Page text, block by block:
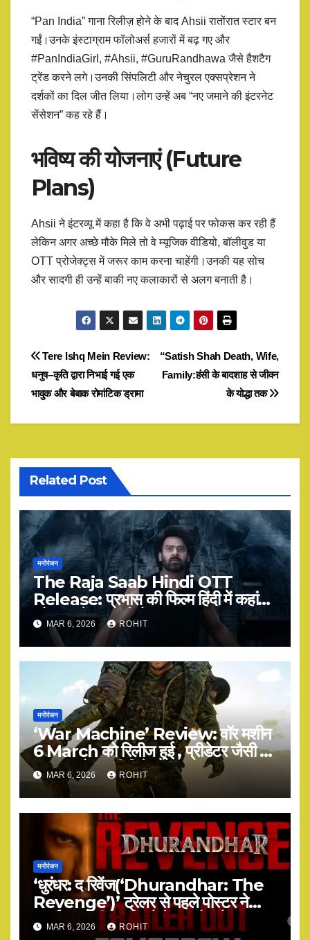
“Pan India” गाना रिलीज़ होने के बाद Ahsii रातोंरात स्टार बन
गईं।उनके इंस्टाग्राम फॉलोअर्स हजारों में बढ़ गए और
#PanIndiaGirl, #Ahsii, #GuruRandhawa जैसे हैशटैग
ट्रेंड करने लगे।उनकी सिंपलिटी और नेचुरल एक्सप्रेशन ने
दर्शकों का दिल जीत लिया।लोग उन्हें अब “नए जमाने की इंटरनेट
सेंसेशन” कह रहे हैं।
भविष्य की योजनाएं (Future
Plans)
Ahsii ने इंटरव्यू में कहा है कि वे अभी पढ़ाई पर फोकस कर रही हैं
लेकिन अगर अच्छे मौके मिले तो वे म्यूजिक वीडियो, बॉलीवुड या
OTT प्रोजेक्ट्स में जरूर काम करना चाहेंगी।उनकी यह सोच
और सादगी ही उन्हें बाकी नए कलाकारों से अलग बनाती है।
Post
navigation
“Satish Shah Death, Wife,
Family:हंसी के बादशाह से जीवन
के योद्धा तक
Tere Ishq Mein Review:
धनुष–कृति द्वारा निभाई गई एक
भावुक और बेबाक रोमांटिक ड्रामा
Related Post
मनोरंजन
The Raja Saab Hindi OTT
Release: प्रभास की फिल्म हिंदी में कहां
और कब देख सकते हैं?
MAR 6, 2026 ROHIT
मनोरंजन
‘War Machine’ Review: वॉर मशीन
6 March को रिलीज हुई , प्रीडेटर जैसी है
या कुछ और? पूरी डिटेल
MAR 6, 2026 ROHIT
मनोरंजन
‘धुरंधर: द रिवेंज(‘Dhurandhar: The
Revenge’)’ ट्रेलर से पहले पोस्टर ने
मचाई सनसनी – कौन है ये अननोन मैन?
MAR 6, 2026 ROHIT